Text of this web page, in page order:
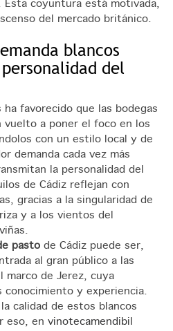
coyuntura está motivada,
del mercado británico.
blancos
del
ha favorecido que las bodegas
vuelto a poner el foco en los
con un estilo local y de
demanda cada vez más
la personalidad del
de Cádiz reflejan con
gracias a la singularidad de
y a los vientos del
pasto de Cádiz puede ser,
al gran público a las
marco de Jerez, cuya
conocimiento y experiencia.
calidad de estos blancos
eso, en vinotecamendibil